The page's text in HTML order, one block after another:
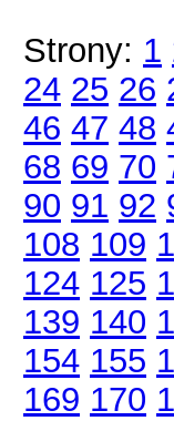
Strony: 1
24 25 26
46 47 48
68 69 70
90 91 92
108 109
124 125
139 140
154 155
169 170